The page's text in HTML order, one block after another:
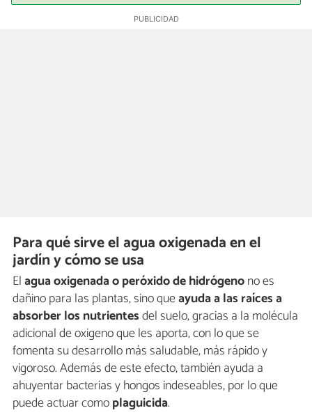
Para qué sirve el agua oxigenada en el
jardín y cómo se usa
Elagua oxigenada o peróxido de hidrógenono es
dañino para las plantas, sino queayuda a las raíces a
absorber los nutrientesdel suelo, gracias a la molécula
adicional de oxigeno que les aporta, con lo que se
fomenta su desarrollo más saludable, más rápido y
vigoroso. Además de este efecto, también ayuda a
ahuyentar bacterias y hongos indeseables, por lo que
puede actuar comoplaguicida.